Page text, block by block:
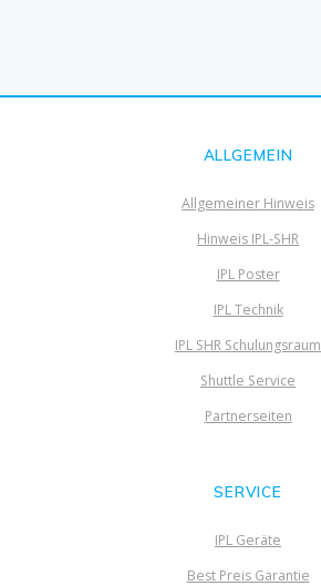
ALLGEMEIN
Allgemeiner Hinweis
Hinweis IPL-SHR
IPL Poster
IPL Technik
IPL SHR Schulungsraum
Shuttle Service
Partnerseiten
SERVICE
IPL Geräte
Best Preis Garantie